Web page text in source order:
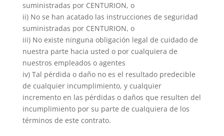
suministradas por CENTURION, o
ii) No se han acatado las instrucciones de seguridad
suministradas por CENTURION, o
iii) No existe ninguna obligación legal de cuidado de
nuestra parte hacia usted o por cualquiera de
nuestros empleados o agentes
iv) Tal pérdida o daño no es el resultado predecible
de cualquier incumplimiento, y cualquier
incremento en las pérdidas o daños que resulten del
incumplimiento por su parte de cualquiera de los
términos de este contrato.